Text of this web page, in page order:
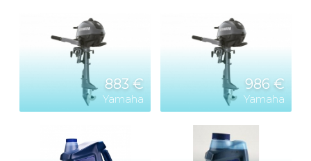
883 €
Yamaha
986 €
Yamaha